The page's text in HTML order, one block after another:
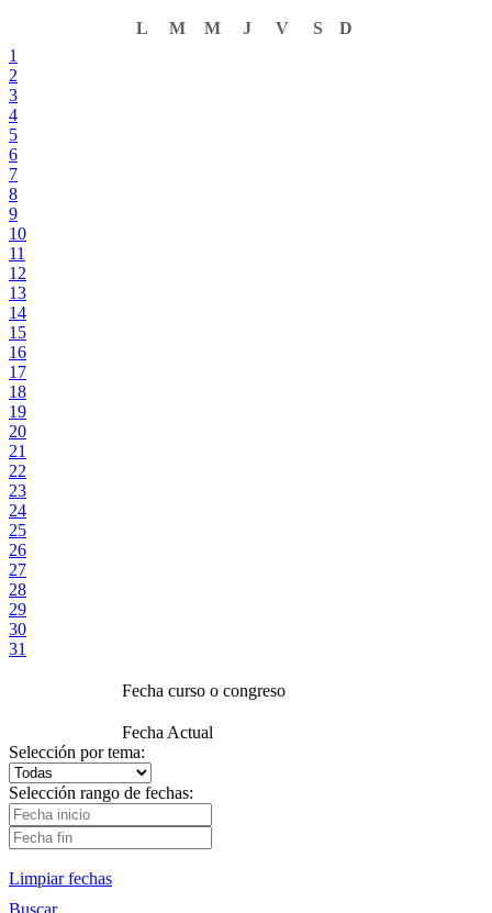
L M M J V S
D
1
2
3
4
5
6
7
8
9
10
11
12
13
14
15
16
17
18
19
20
21
22
23
24
25
26
27
28
29
30
31
Fecha curso o congreso
Fecha Actual
Selección por tema:
Selección rango de fechas:
Limpiar fechas